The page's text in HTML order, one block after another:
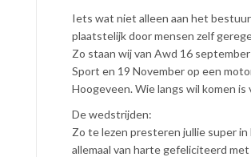
Iets wat niet alleen aan het bestuur
plaatstelijk door mensen zelf
Zo staan wij van Awd 16
Sport en 19 November op een
Hoogeveen. Wie langs wil komen is
De wedstrijden:
Zo te lezen presteren jullie super
allemaal van harte gefeliciteerd